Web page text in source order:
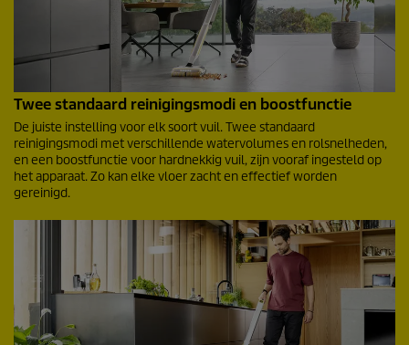
Twee standaard reinigingsmodi en boostfunctie
De juiste instelling voor elk soort vuil. Twee standaard
reinigingsmodi met verschillende watervolumes en rolsnelheden,
en een boostfunctie voor hardnekkig vuil, zijn vooraf ingesteld op
het apparaat. Zo kan elke vloer zacht en effectief worden
gereinigd.